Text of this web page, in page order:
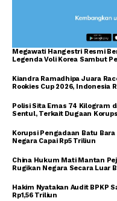
Megawati Hangestri Resmi
Legenda Voli Korea Sambut
Kiandra Ramadhipa Juara
Rookies Cup 2026, Indonesia
Polisi Sita Emas 74 Kilogram
Sentul, Terkait Dugaan
Korupsi Pengadaan Batu
Negara Capai Rp5 Triliun
China Hukum Mati Mantan
Rugikan Negara Secara Luar
Hakim Nyatakan Audit BPKP
Rp1,56 Triliun